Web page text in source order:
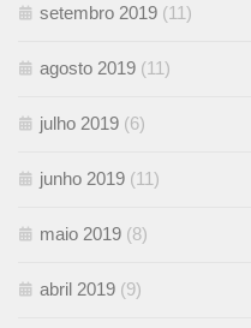
setembro 2019 (11)
agosto 2019 (11)
julho 2019 (6)
junho 2019 (11)
maio 2019 (8)
abril 2019 (9)